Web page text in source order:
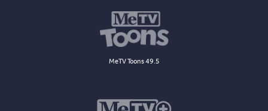
MeTV Toons 49.5